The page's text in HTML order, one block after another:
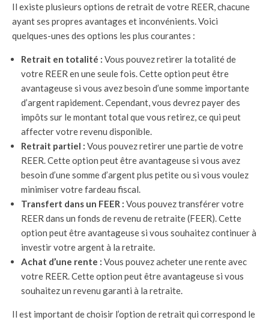
Il existe plusieurs options de retrait de votre REER, chacune
ayant ses propres avantages et inconvénients. Voici
quelques-unes des options les plus courantes :
Retrait en totalité : Vous pouvez retirer la totalité de
votre REER en une seule fois. Cette option peut être
avantageuse si vous avez besoin d’une somme importante
d’argent rapidement. Cependant, vous devrez payer des
impôts sur le montant total que vous retirez, ce qui peut
affecter votre revenu disponible.
Retrait partiel : Vous pouvez retirer une partie de votre
REER. Cette option peut être avantageuse si vous avez
besoin d’une somme d’argent plus petite ou si vous voulez
minimiser votre fardeau fiscal.
Transfert dans un FEER : Vous pouvez transférer votre
REER dans un fonds de revenu de retraite (FEER). Cette
option peut être avantageuse si vous souhaitez continuer à
investir votre argent à la retraite.
Achat d’une rente : Vous pouvez acheter une rente avec
votre REER. Cette option peut être avantageuse si vous
souhaitez un revenu garanti à la retraite.
Il est important de choisir l’option de retrait qui correspond le